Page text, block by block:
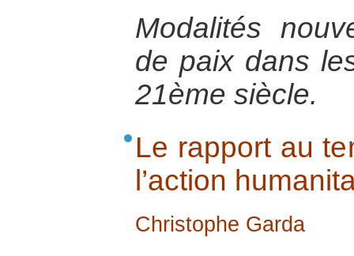
Modalités
de paix dans
21ème siècle.
Le rapport au
l’action
Christophe Garda